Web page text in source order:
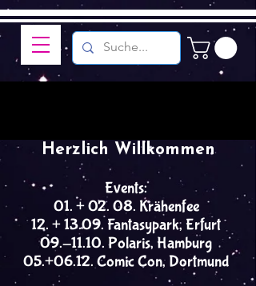
Events:
01. + 02. 08. Krähenfee
12. + 13.09. Fantasypark, Erfurt
09.-11.10. Polaris, Hamburg
05.+06.12. Comic Con, Dortmund
Herzlich Willkommen